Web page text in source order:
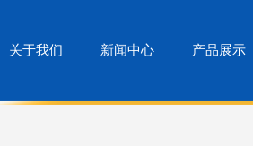
关于我们 新闻中心 产品展示